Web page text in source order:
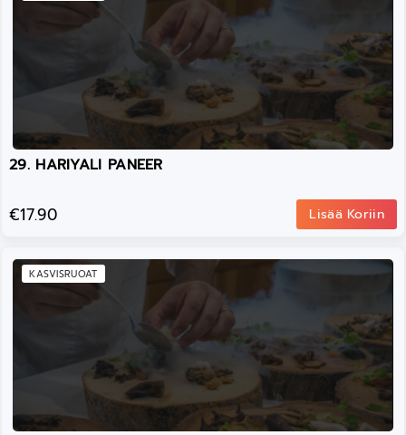
29. HARIYALI PANEER
€17.90 Lisää Koriin
KASVISRUOAT